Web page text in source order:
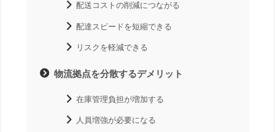
配送コストの削減につながる
配達スピードを短縮できる
リスクを軽減できる
物流拠点を分散するデメリット
在庫管理負担が増加する
人員増強が必要になる